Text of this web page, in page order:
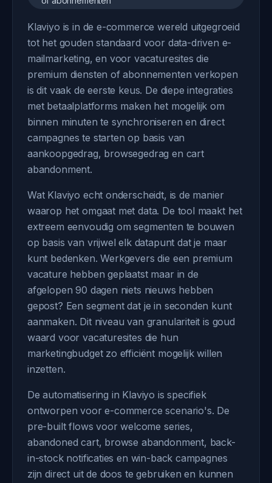
Klaviyo is in de e-commerce wereld uitgegroeid
tot het gouden standaard voor data-driven e-
mailmarketing, en voor vacaturesites die
premium diensten of abonnementen verkopen
is dit vaak de eerste keus. De diepe integraties
met betaalplatforms maken het mogelijk om
binnen minuten te synchroniseren en direct
campagnes te starten op basis van
aankoopgedrag, browsegedrag en cart
abandonment.
Wat Klaviyo echt onderscheidt, is de manier
waarop het omgaat met data. De tool maakt het
extreem eenvoudig om segmenten te bouwen
op basis van vrijwel elk datapunt dat je maar
kunt bedenken. Werkgevers die een premium
vacature hebben geplaatst maar in de
afgelopen 90 dagen niets nieuws hebben
gepost? Een segment dat je in seconden kunt
aanmaken. Dit niveau van granulariteit is goud
waard voor vacaturesites die hun
marketingbudget zo efficiënt mogelijk willen
inzetten.
De automatisering in Klaviyo is specifiek
ontworpen voor e-commerce scenario's. De
pre-built flows voor welcome series,
abandoned cart, browse abandonment, back-
in-stock notificaties en win-back campagnes
zijn direct uit de doos te gebruiken en kunnen